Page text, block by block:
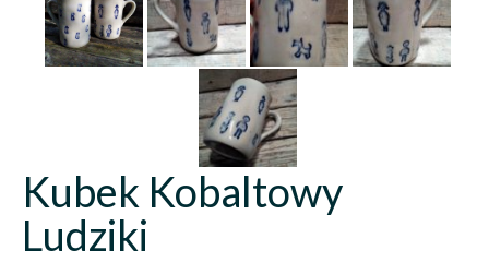
Kubek Kobaltowy
Ludziki